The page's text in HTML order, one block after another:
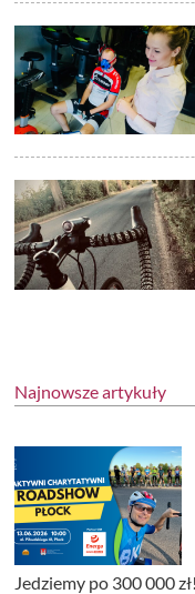
Najnowsze artykuły
Jedziemy po 300 000